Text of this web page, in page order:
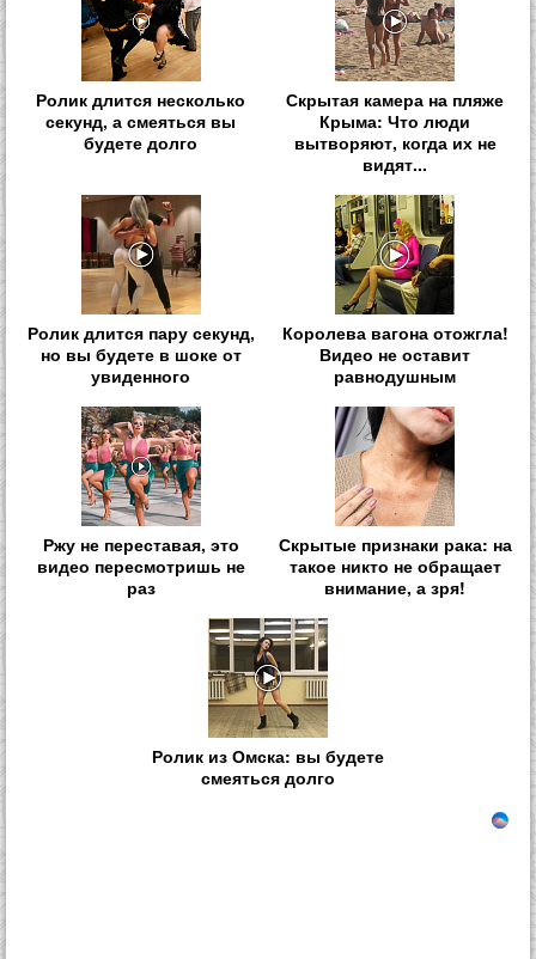
Ролик длится несколько
секунд, а смеяться вы
будете долго
Скрытая камера на пляже
Крыма: Что люди
вытворяют, когда их не
видят...
Ролик длится пару секунд,
но вы будете в шоке от
увиденного
Королева вагона отожгла!
Видео не оставит
равнодушным
Ржу не переставая, это
видео пересмотришь не
раз
Скрытые признаки рака: на
такое никто не обращает
внимание, а зря!
Ролик из Омска: вы будете
смеяться долго